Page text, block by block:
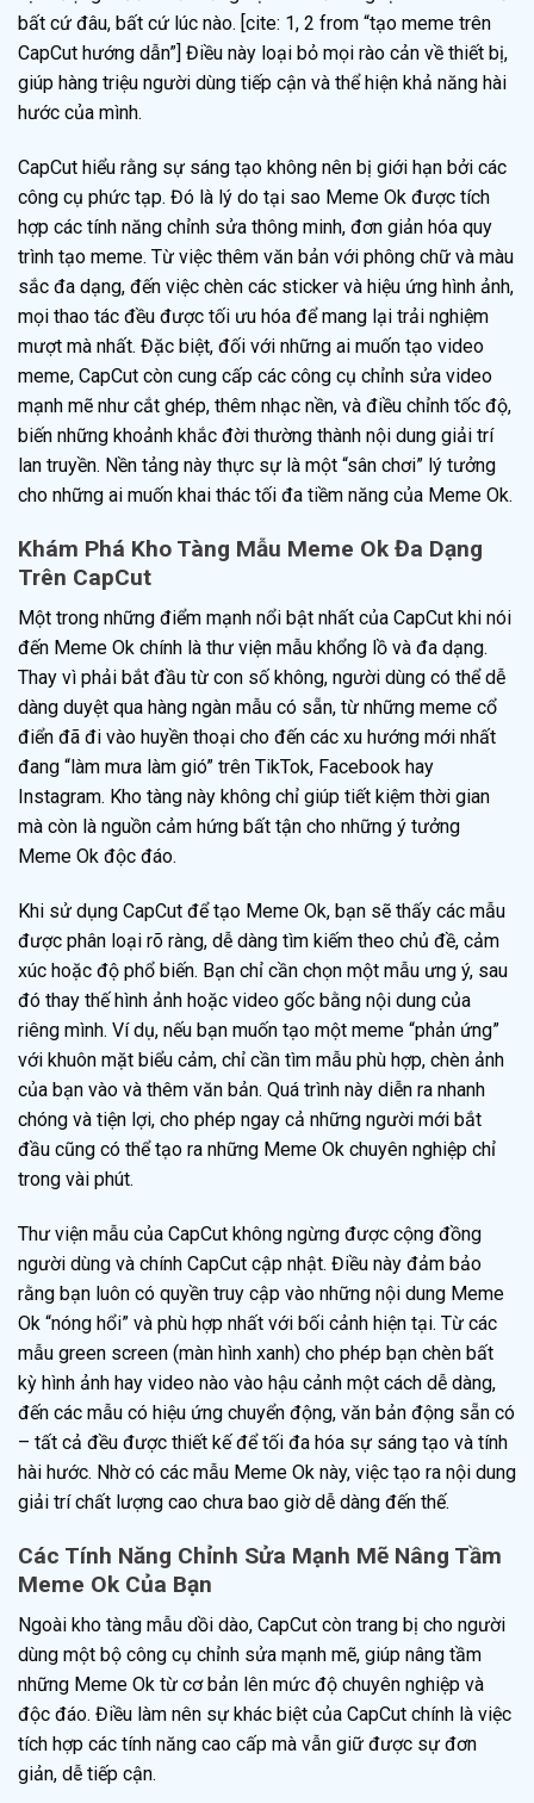
bất cứ đâu, bất cứ lúc nào. [cite: 1, 2 from “tạo meme trên
CapCut hướng dẫn”] Điều này loại bỏ mọi rào cản về thiết bị,
giúp hàng triệu người dùng tiếp cận và thể hiện khả năng hài
hước của mình.
CapCut hiểu rằng sự sáng tạo không nên bị giới hạn bởi các
công cụ phức tạp. Đó là lý do tại sao Meme Ok được tích
hợp các tính năng chỉnh sửa thông minh, đơn giản hóa quy
trình tạo meme. Từ việc thêm văn bản với phông chữ và màu
sắc đa dạng, đến việc chèn các sticker và hiệu ứng hình ảnh,
mọi thao tác đều được tối ưu hóa để mang lại trải nghiệm
mượt mà nhất. Đặc biệt, đối với những ai muốn tạo video
meme, CapCut còn cung cấp các công cụ chỉnh sửa video
mạnh mẽ như cắt ghép, thêm nhạc nền, và điều chỉnh tốc độ,
biến những khoảnh khắc đời thường thành nội dung giải trí
lan truyền. Nền tảng này thực sự là một “sân chơi” lý tưởng
cho những ai muốn khai thác tối đa tiềm năng của Meme Ok.
Khám Phá Kho Tàng Mẫu Meme Ok Đa Dạng
Trên CapCut
Một trong những điểm mạnh nổi bật nhất của CapCut khi nói
đến Meme Ok chính là thư viện mẫu khổng lồ và đa dạng.
Thay vì phải bắt đầu từ con số không, người dùng có thể dễ
dàng duyệt qua hàng ngàn mẫu có sẵn, từ những meme cổ
điển đã đi vào huyền thoại cho đến các xu hướng mới nhất
đang “làm mưa làm gió” trên TikTok, Facebook hay
Instagram. Kho tàng này không chỉ giúp tiết kiệm thời gian
mà còn là nguồn cảm hứng bất tận cho những ý tưởng
Meme Ok độc đáo.
Khi sử dụng CapCut để tạo Meme Ok, bạn sẽ thấy các mẫu
được phân loại rõ ràng, dễ dàng tìm kiếm theo chủ đề, cảm
xúc hoặc độ phổ biến. Bạn chỉ cần chọn một mẫu ưng ý, sau
đó thay thế hình ảnh hoặc video gốc bằng nội dung của
riêng mình. Ví dụ, nếu bạn muốn tạo một meme “phản ứng”
với khuôn mặt biểu cảm, chỉ cần tìm mẫu phù hợp, chèn ảnh
của bạn vào và thêm văn bản. Quá trình này diễn ra nhanh
chóng và tiện lợi, cho phép ngay cả những người mới bắt
đầu cũng có thể tạo ra những Meme Ok chuyên nghiệp chỉ
trong vài phút.
Thư viện mẫu của CapCut không ngừng được cộng đồng
người dùng và chính CapCut cập nhật. Điều này đảm bảo
rằng bạn luôn có quyền truy cập vào những nội dung Meme
Ok “nóng hổi” và phù hợp nhất với bối cảnh hiện tại. Từ các
mẫu green screen (màn hình xanh) cho phép bạn chèn bất
kỳ hình ảnh hay video nào vào hậu cảnh một cách dễ dàng,
đến các mẫu có hiệu ứng chuyển động, văn bản động sẵn có
– tất cả đều được thiết kế để tối đa hóa sự sáng tạo và tính
hài hước. Nhờ có các mẫu Meme Ok này, việc tạo ra nội dung
giải trí chất lượng cao chưa bao giờ dễ dàng đến thế.
Các Tính Năng Chỉnh Sửa Mạnh Mẽ Nâng Tầm
Meme Ok Của Bạn
Ngoài kho tàng mẫu dồi dào, CapCut còn trang bị cho người
dùng một bộ công cụ chỉnh sửa mạnh mẽ, giúp nâng tầm
những Meme Ok từ cơ bản lên mức độ chuyên nghiệp và
độc đáo. Điều làm nên sự khác biệt của CapCut chính là việc
tích hợp các tính năng cao cấp mà vẫn giữ được sự đơn
giản, dễ tiếp cận.